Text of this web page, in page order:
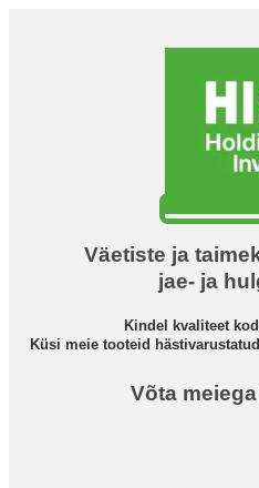
Väetiste ja
jae- ja
Kindel kvaliteet
Küsi meie tooteid
Võta